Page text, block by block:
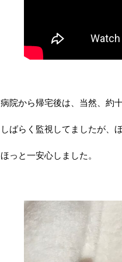
病院から帰宅後は、当然、約
しばらく監視してましたが、
ほっと一安心しました。